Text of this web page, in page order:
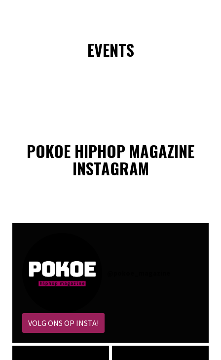
EVENTS
POKOE HIPHOP MAGAZINE
INSTAGRAM
VOLG ONS OP INSTA!